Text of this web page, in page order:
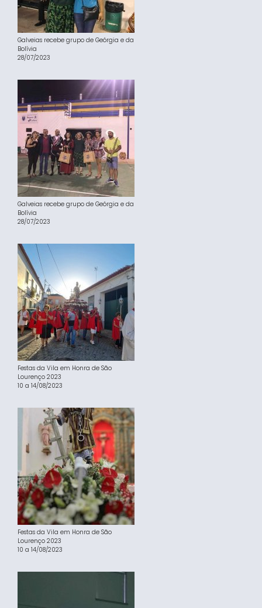
Galveias recebe grupo de Geórgia e da
Bolívia
28/07/2023
Galveias recebe grupo de Geórgia e da
Bolívia
28/07/2023
Festas da Vila em Honra de São
Lourenço 2023
10 a 14/08/2023
Festas da Vila em Honra de São
Lourenço 2023
10 a 14/08/2023